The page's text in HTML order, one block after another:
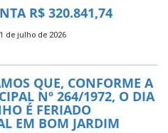
R$ 320.841,74
de julho de 2026
QUE, CONFORME A
Nº 264/1972, O DIA
É FERIADO
EM BOM JARDIM